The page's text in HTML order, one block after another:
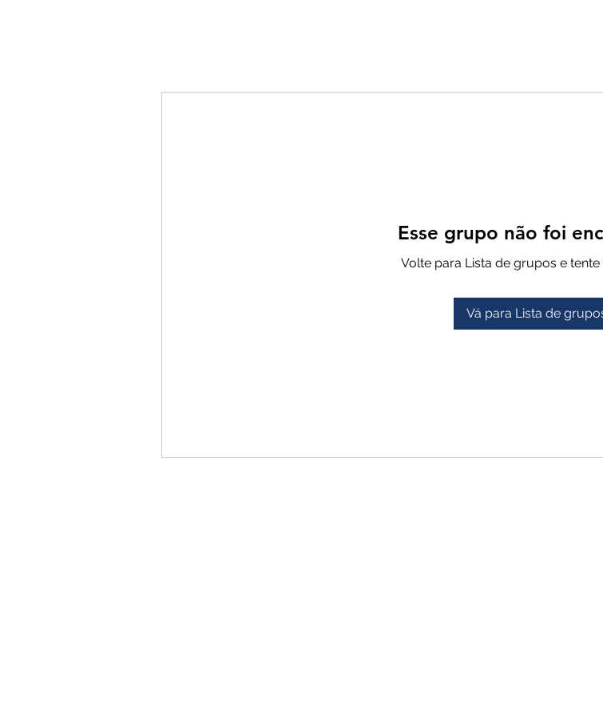
Esse grupo não foi
Volte para Lista de grupos e
Vá para Lista de